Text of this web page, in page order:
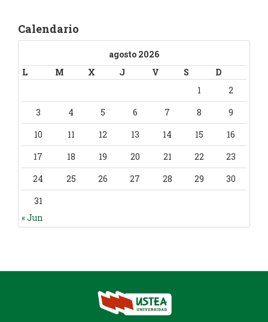
Calendario
agosto 2026
L
M X J V S
D
1
2
3
4 5 6 7 8
9
10
11 12 13 14 15
16
17
18 19 20 21 22
23
24
25 26 27 28 29
30
31
« Jun